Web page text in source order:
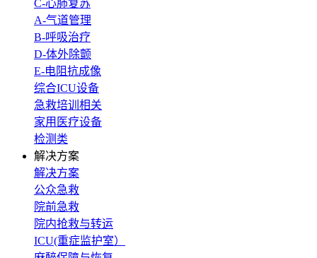
C-心肺复苏
A-气道管理
B-呼吸治疗
D-体外除颤
E-电阻抗成像
综合ICU设备
急救培训相关
家用医疗设备
检测类
解决方案
解决方案
公众急救
院前急救
院内抢救与转运
ICU(重症监护室）